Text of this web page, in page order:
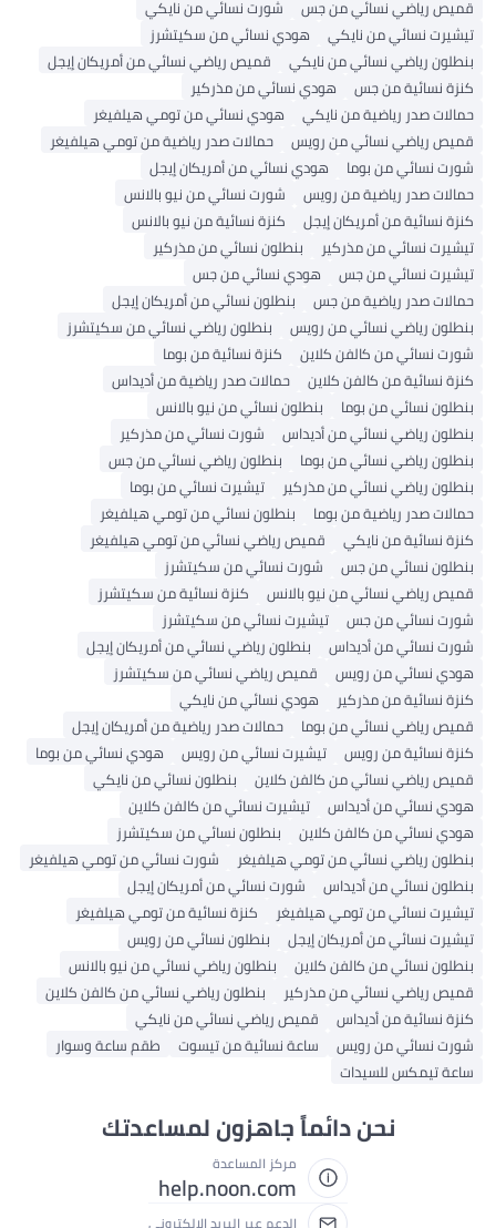
قميص رياضي نسائي من جس
شورت نسائي من نايكي
تيشيرت نسائي من نايكي
هودي نسائي من سكيتشرز
بنطلون رياضي نسائي من نايكي
قميص رياضي نسائي من أمريكان إيجل
كنزة نسائية من جس
هودي نسائي من مذركير
حمالات صدر رياضية من نايكي
هودي نسائي من تومي هيلفيغر
قميص رياضي نسائي من رويس
حمالات صدر رياضية من تومي هيلفيغر
شورت نسائي من بوما
هودي نسائي من أمريكان إيجل
حمالات صدر رياضية من رويس
شورت نسائي من نيو بالانس
كنزة نسائية من أمريكان إيجل
كنزة نسائية من نيو بالانس
تيشيرت نسائي من مذركير
بنطلون نسائي من مذركير
تيشيرت نسائي من جس
هودي نسائي من جس
حمالات صدر رياضية من جس
بنطلون نسائي من أمريكان إيجل
بنطلون رياضي نسائي من رويس
بنطلون رياضي نسائي من سكيتشرز
شورت نسائي من كالفن كلاين
كنزة نسائية من بوما
كنزة نسائية من كالفن كلاين
حمالات صدر رياضية من أديداس
بنطلون نسائي من بوما
بنطلون نسائي من نيو بالانس
بنطلون رياضي نسائي من أديداس
شورت نسائي من مذركير
بنطلون رياضي نسائي من بوما
بنطلون رياضي نسائي من جس
بنطلون رياضي نسائي من مذركير
تيشيرت نسائي من بوما
حمالات صدر رياضية من بوما
بنطلون نسائي من تومي هيلفيغر
كنزة نسائية من نايكي
قميص رياضي نسائي من تومي هيلفيغر
بنطلون نسائي من جس
شورت نسائي من سكيتشرز
قميص رياضي نسائي من نيو بالانس
كنزة نسائية من سكيتشرز
شورت نسائي من جس
تيشيرت نسائي من سكيتشرز
شورت نسائي من أديداس
بنطلون رياضي نسائي من أمريكان إيجل
هودي نسائي من رويس
قميص رياضي نسائي من سكيتشرز
كنزة نسائية من مذركير
هودي نسائي من نايكي
قميص رياضي نسائي من بوما
حمالات صدر رياضية من أمريكان إيجل
كنزة نسائية من رويس
تيشيرت نسائي من رويس
هودي نسائي من بوما
قميص رياضي نسائي من كالفن كلاين
بنطلون نسائي من نايكي
هودي نسائي من أديداس
تيشيرت نسائي من كالفن كلاين
هودي نسائي من كالفن كلاين
بنطلون نسائي من سكيتشرز
بنطلون رياضي نسائي من تومي هيلفيغر
شورت نسائي من تومي هيلفيغر
بنطلون نسائي من أديداس
شورت نسائي من أمريكان إيجل
تيشيرت نسائي من تومي هيلفيغر
كنزة نسائية من تومي هيلفيغر
تيشيرت نسائي من أمريكان إيجل
بنطلون نسائي من رويس
بنطلون نسائي من كالفن كلاين
بنطلون رياضي نسائي من نيو بالانس
قميص رياضي نسائي من مذركير
بنطلون رياضي نسائي من كالفن كلاين
كنزة نسائية من أديداس
قميص رياضي نسائي من نايكي
شورت نسائي من رويس
ساعة نسائية من تيسوت
طقم ساعة وسوار
ساعة تيمكس للسيدات
نحن دائماً جاهزون لمساعدتك
مركز المساعدة
help.noon.com
الدعم عبر البريد الإلكتروني